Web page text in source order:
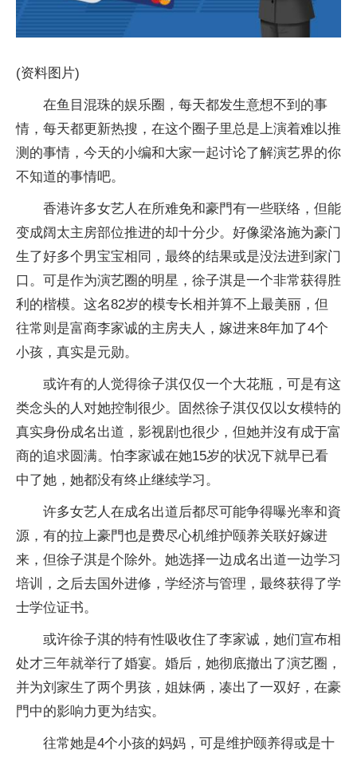
(资料图片)
在鱼目混珠的娱乐圈，每天都发生意想不到的事
情，每天都更新热搜，在这个圈子里总是上演着难以推
测的事情，今天的小编和大家一起讨论了解演艺界的你
不知道的事情吧。
香港许多女艺人在所难免和豪門有一些联络，但能
变成阔太主房部位推进的却十分少。好像梁洛施为豪门
生了好多个男宝宝相同，最终的结果或是没法进到家门
口。可是作为演艺圈的明星，徐子淇是一个非常获得胜
利的楷模。这名82岁的模专长相并算不上最美丽，但
往常则是富商李家诚的主房夫人，嫁进来8年加了4个
小孩，真实是元勋。
或许有的人觉得徐子淇仅仅一个大花瓶，可是有这
类念头的人对她控制很少。固然徐子淇仅仅以女模特的
真实身份成名出道，影视剧也很少，但她并沒有成于富
商的追求圆满。怕李家诚在她15岁的状况下就早已看
中了她，她都没有终止继续学习。
许多女艺人在成名出道后都尽可能争得曝光率和資
源，有的拉上豪門也是费尽心机维护颐养关联好嫁进
来，但徐子淇是个除外。她选择一边成名出道一边学习
培训，之后去国外进修，学经济与管理，最终获得了学
士学位证书。
或许徐子淇的特有性吸收住了李家诚，她们宣布相
处才三年就举行了婚宴。婚后，她彻底撤出了演艺圈，
并为刘家生了两个男孩，姐妹俩，凑出了一双好，在豪
門中的影响力更为结实。
往常她是4个小孩的妈妈，可是维护颐养得或是十